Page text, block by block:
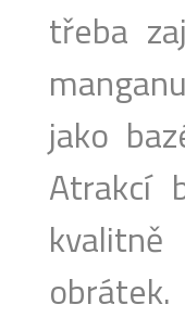
třeba
jako
Atrakcí
obrátek.